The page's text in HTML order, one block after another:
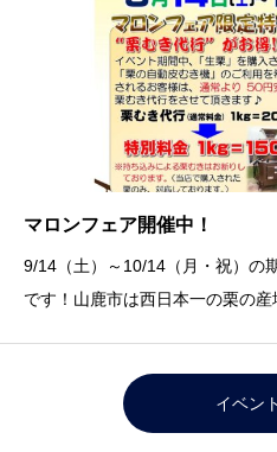
マロンフェア開催中！
9/14（土）～10/14（月・祝）の
です！山鹿市は西日本一の栗の
ル・オ・マロン」、「栗あんぱん
イベン